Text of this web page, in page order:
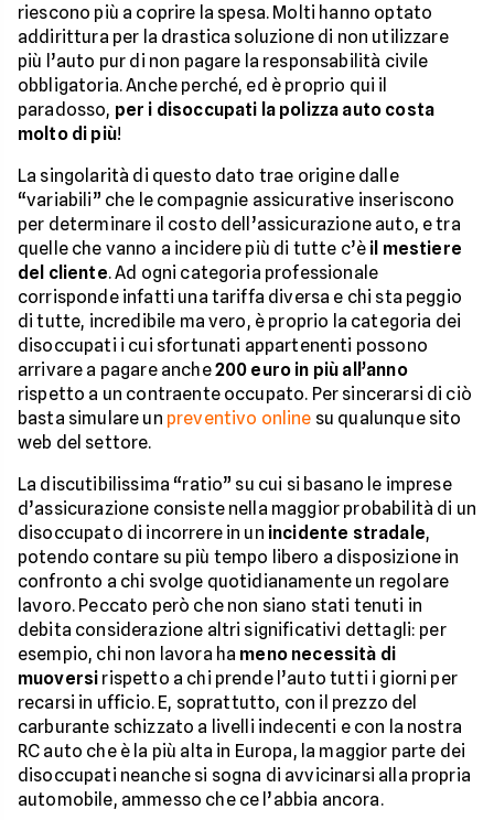
riescono più a coprire la spesa. Molti hanno optato
addirittura per la drastica soluzione di non utilizzare
più l’auto pur di non pagare la responsabilità civile
obbligatoria. Anche perché, ed è proprio qui il
paradosso, per i disoccupati la polizza auto costa
molto di più!
La singolarità di questo dato trae origine dalle
“variabili” che le compagnie assicurative inseriscono
per determinare il costo dell’assicurazione auto, e tra
quelle che vanno a incidere più di tutte c’è il mestiere
del cliente. Ad ogni categoria professionale
corrisponde infatti una tariffa diversa e chi sta peggio
di tutte, incredibile ma vero, è proprio la categoria dei
disoccupati i cui sfortunati appartenenti possono
arrivare a pagare anche200 euro in più all’anno
rispetto a un contraente occupato. Per sincerarsi di ciò
basta simulare un preventivo online su qualunque sito
web del settore.
La discutibilissima “ratio” su cui si basano le imprese
d’assicurazione consiste nella maggior probabilità di un
disoccupato di incorrere in un incidente stradale,
potendo contare su più tempo libero a disposizione in
confronto a chi svolge quotidianamente un regolare
lavoro. Peccato però che non siano stati tenuti in
debita considerazione altri significativi dettagli: per
esempio, chi non lavora ha meno necessità di
muoversi rispetto a chi prende l’auto tutti i giorni per
recarsi in ufficio. E, soprattutto, con il prezzo del
carburante schizzato a livelli indecenti e con la nostra
RC auto che è la più alta in Europa, la maggior parte dei
disoccupati neanche si sogna di avvicinarsi alla propria
automobile, ammesso che ce l’abbia ancora.